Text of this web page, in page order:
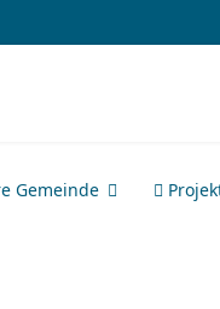
Gemeinde